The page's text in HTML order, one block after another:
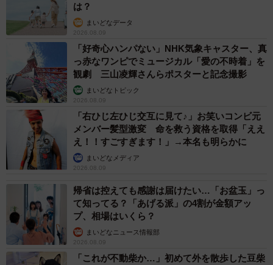
は？
まいどなデータ
2026.08.09
「好奇心ハンパない」NHK気象キャスター、真
っ赤なワンピでミュージカル「愛の不時着」を
観劇 三山凌輝さんらポスターと記念撮影
まいどなトピック
2026.08.09
「右ひじ左ひじ交互に見て♪」お笑いコンビ元
メンバー髪型激変 命を救う資格を取得「ええ
え！！すごすぎます！」→本名も明らかに
まいどなメディア
2026.08.09
帰省は控えても感謝は届けたい…「お盆玉」っ
て知ってる？「あげる派」の4割が金額アッ
プ、相場はいくら？
まいどなニュース情報部
2026.08.09
「これが不動柴か…」初めて外を散歩した豆柴